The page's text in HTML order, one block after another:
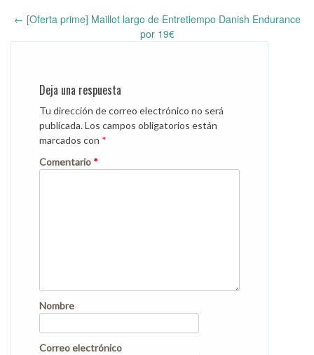
navigation
← [Oferta prime] Maillot largo de Entretiempo Danish Endurance
por 19€
Deja una respuesta
Tu dirección de correo electrónico no será
publicada.Los campos obligatorios están
marcados con *
Comentario *
Nombre
Correo electrónico